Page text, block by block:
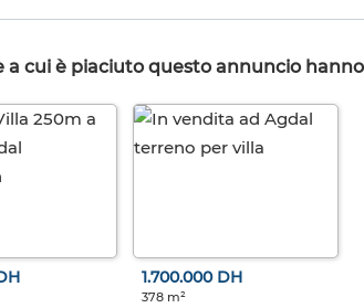
a cui è piaciuto questo annuncio
1.700.000 DH
378 m²